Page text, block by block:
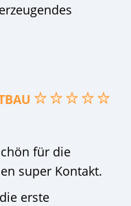
für die
super Kontakt.
erste